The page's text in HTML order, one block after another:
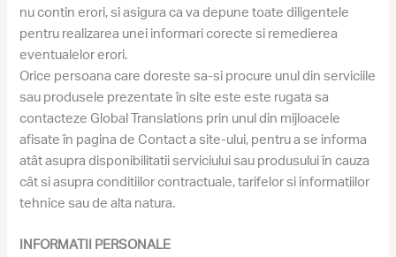
nu contin erori, si asigura ca va depune toate diligentele
pentru realizarea unei informari corecte si remedierea
eventualelor erori.
Orice persoana care doreste sa-si procure unul din serviciile
sau produsele prezentate în site este este rugata sa
contacteze Global Translations prin unul din mijloacele
afisate în pagina de Contact a site-ului, pentru a se informa
atât asupra disponibilitatii serviciului sau produsului în cauza
cât si asupra conditiilor contractuale, tarifelor si informatiilor
tehnice sau de alta natura.
INFORMATII PERSONALE